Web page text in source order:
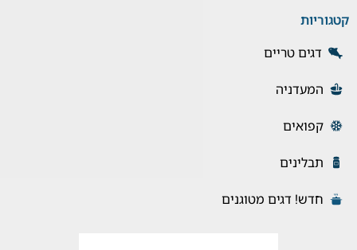
קטגוריות
דגים טריים
המעדניה
קפואים
תבלינים
חדש! דגים מטוגנים